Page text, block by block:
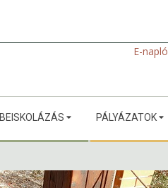
E-napló
BEISKOLÁZÁS PÁLYÁZATOK